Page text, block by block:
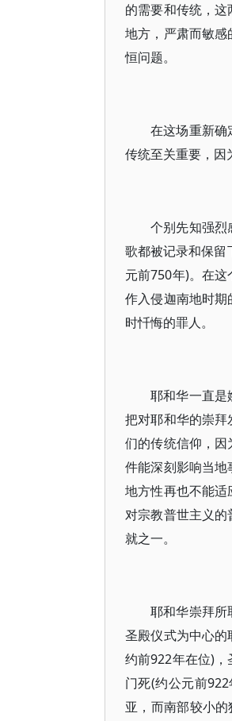
的需要和传统，
地方，严肃而敏
恒问题。
在这场重新确
传统至关重要，因
个别先知强烈
歌都被记录和保留
元前750年)。在
作入侵迦南地时
时忏悔的罪人。
耶和华一直是
把对耶和华的崇
们的传统信仰，
件能深刻影响当
地方性再也不能
对宗教普世主义
就之一。
耶和华崇拜所
圣殿仪式为中心
约前922年在位)
门死(约公元前
亚，而南部较小